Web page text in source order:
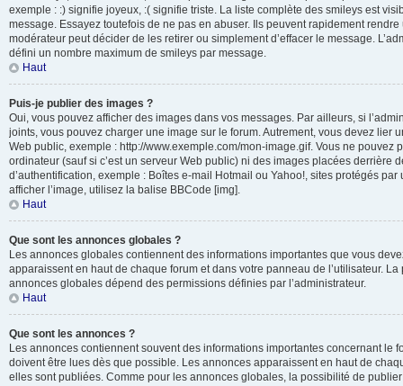
exemple : :) signifie joyeux, :( signifie triste. La liste complète des smileys est
message. Essayez toutefois de ne pas en abuser. Ils peuvent rapidement
modérateur peut décider de les retirer ou simplement d’effacer le message.
défini un nombre maximum de smileys par message.
Haut
Puis-je publier des images ?
Oui, vous pouvez afficher des images dans vos messages. Par ailleurs, si
joints, vous pouvez charger une image sur le forum. Autrement, vous devez lier
Web public, exemple : http://www.exemple.com/mon-image.gif. Vous ne pouvez
ordinateur (sauf si c’est un serveur Web public) ni des images placées derrière
d’authentification, exemple : Boîtes e-mail Hotmail ou Yahoo!, sites protégés par
afficher l’image, utilisez la balise BBCode [img].
Haut
Que sont les annonces globales ?
Les annonces globales contiennent des informations importantes que vous
apparaissent en haut de chaque forum et dans votre panneau de l’utilisateur.
annonces globales dépend des permissions définies par l’administrateur.
Haut
Que sont les annonces ?
Les annonces contiennent souvent des informations importantes concernant le
doivent être lues dès que possible. Les annonces apparaissent en haut de
elles sont publiées. Comme pour les annonces globales, la possibilité de